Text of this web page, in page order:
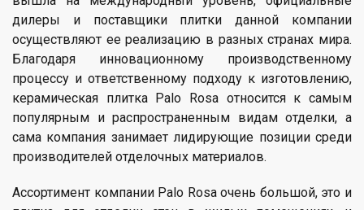
дилеры и поставщики плитки данной компании
осуществляют ее реализацию в разных странах мира.
Благодаря инновационному производственному
процессу и ответственному подходу к изготовлению,
керамическая плитка Palo Rosa относится к самым
популярным и распространенным видам отделки, а
сама компания занимает лидирующие позиции среди
производителей отделочных материалов.
Ассортимент компании Palo Rosa очень большой, это и